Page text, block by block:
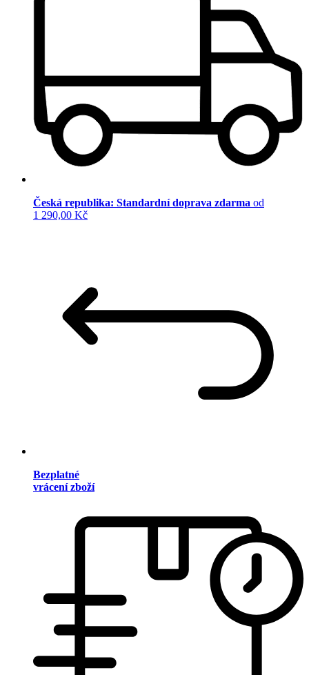
Česká republika: Standardní doprava zdarma od
1 290,00 Kč
Bezplatné
vrácení zboží